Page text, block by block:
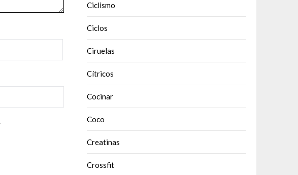
Ciclismo
Ciclos
Ciruelas
Cítricos
Cocinar
Coco
Creatinas
Crossfit